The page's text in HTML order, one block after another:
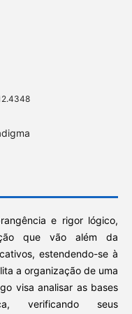
e rigor lógico,
que vão além da
estendendo-se à
a organização de uma
visa analisar as bases
verificando seus